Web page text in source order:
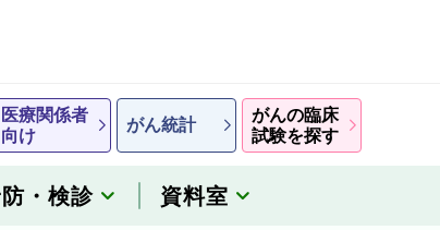
医療関係者
向け
がん統計
がんの臨床
試験を探す
・検診 資料室